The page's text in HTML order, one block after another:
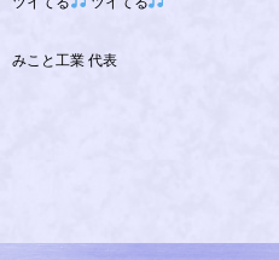
みこと工業 代表